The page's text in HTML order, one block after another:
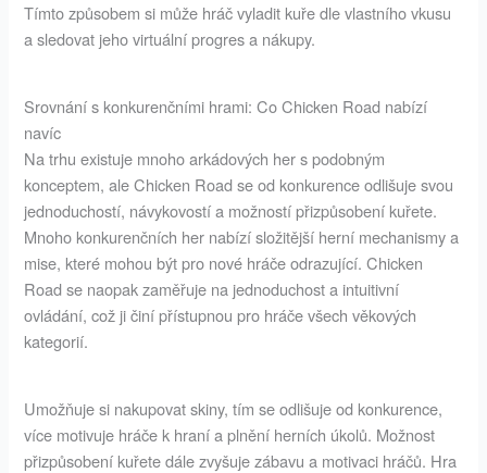
Tímto způsobem si může hráč vyladit kuře dle vlastního vkusu
a sledovat jeho virtuální progres a nákupy.
Srovnání s konkurenčními hrami: Co Chicken Road nabízí
navíc
Na trhu existuje mnoho arkádových her s podobným
konceptem, ale Chicken Road se od konkurence odlišuje svou
jednoduchostí, návykovostí a možností přizpůsobení kuřete.
Mnoho konkurenčních her nabízí složitější herní mechanismy a
mise, které mohou být pro nové hráče odrazující. Chicken
Road se naopak zaměřuje na jednoduchost a intuitivní
ovládání, což ji činí přístupnou pro hráče všech věkových
kategorií.
Umožňuje si nakupovat skiny, tím se odlišuje od konkurence,
více motivuje hráče k hraní a plnění herních úkolů. Možnost
přizpůsobení kuřete dále zvyšuje zábavu a motivaci hráčů. Hra